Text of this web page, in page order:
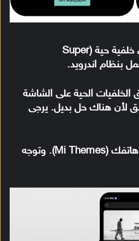
بهذه الطريقة، يمكنك تعيين أي خلفية حية (Super
الخلفيات الحية على الشاشة
لأن هناك حل بديل. يرجى
افتح تطبيق السمات على هاتفك (Mi Themes). وتوجه